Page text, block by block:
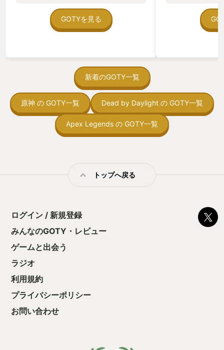
GOTYを見る
ていた。 ただ
在を知ってから
う。気になる。
トコンベアの配
ん！このゲーム
向けか？という
う気持ちを揺る
後の報酬で「こ
ちゃうじゃぁん
新着のGOTY一覧
原神 の GOTY一覧 Dead by Daylight の GOTY一覧
Apex Legends の GOTY一覧
トップへ戻る
ログイン / 新規登録
みんなのGOTY・レビュー
ゲームと出会う
ラジオ
利用規約
プライバシーポリシー
お問い合わせ